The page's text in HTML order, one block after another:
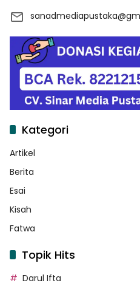
Kategori
Artikel
Berita
Esai
Kisah
Fatwa
Topik Hits
Darul Ifta